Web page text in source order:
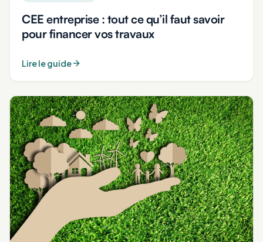
CEE entreprise : tout ce qu’il faut savoir
pour financer vos travaux
Lire le guide